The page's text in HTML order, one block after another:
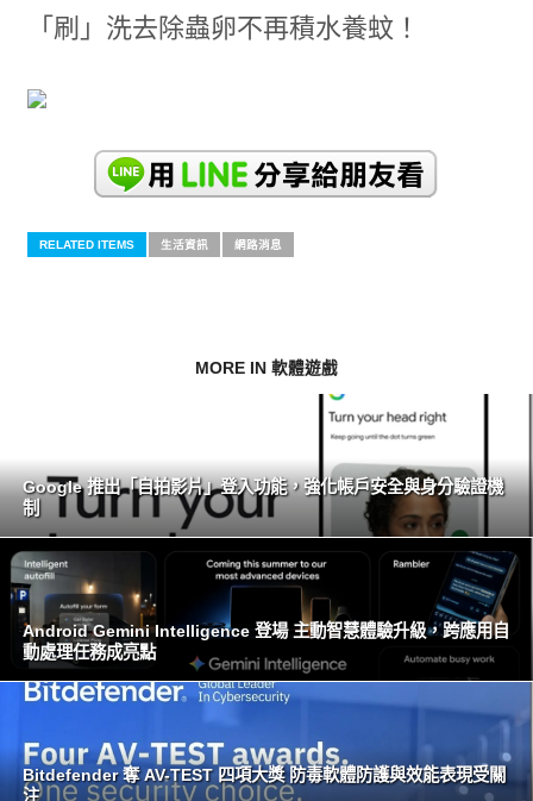
「刷」洗去除蟲卵不再積水養蚊！
RELATED ITEMS 生活資訊 網路消息
MORE IN 軟體遊戲
Google 推出「自拍影片」登入功能，強化帳戶安全與身分驗證機
制
Android Gemini Intelligence 登場 主動智慧體驗升級，跨應用自
動處理任務成亮點
Bitdefender 奪 AV-TEST 四項大獎 防毒軟體防護與效能表現受關
注